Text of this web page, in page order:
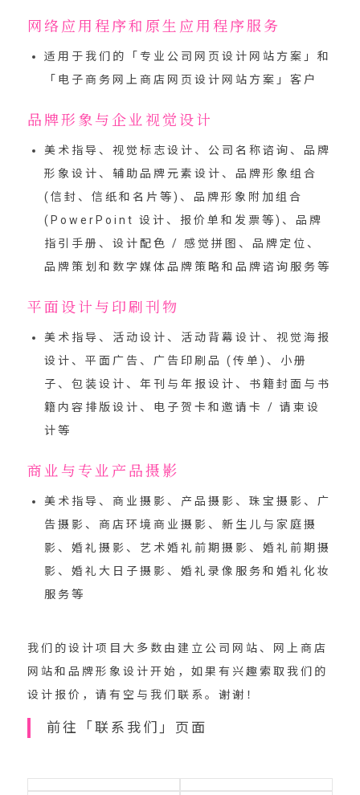
网络应用程序和原生应用程序服务
适用于我们的「 专业公司网页设计网站方案 」和
「 电子商务网上商店网页设计网站方案 」客户
品牌形象与企业视觉设计
美术指导、视觉标志设计、公司名称谘询、品牌
形象设计、辅助品牌元素设计、品牌形象组合
(信封、信纸和名片等)、品牌形象附加组合
(PowerPoint 设计、报价单和发票等)、品牌
指引手册、设计配色 / 感觉拼图、品牌定位、
品牌策划和数字媒体品牌策略和品牌谘询服务等
平面设计与印刷刊物
美术指导、活动设计、活动背幕设计、视觉海报
设计、平面广告、广告印刷品 (传单)、小册
子、包装设计、年刊与年报设计、书籍封面与书
籍内容排版设计、电子贺卡和邀请卡 / 请柬设
计等
商业与专业产品摄影
美术指导、商业摄影、产品摄影、珠宝摄影、广
告摄影、商店环境商业摄影、新生儿与家庭摄
影、婚礼摄影、艺术婚礼前期摄影、婚礼前期摄
影、婚礼大日子摄影、婚礼录像服务和婚礼化妆
服务等
我们的设计项目大多数由建立公司网站、网上商店
网站和品牌形象设计开始，如果有兴趣索取我们的
设计报价， 请有空与我们联系 。谢谢！
前往「联系我们」页面